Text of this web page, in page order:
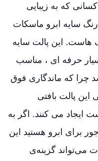
که به زیبایی
اهمیت می دهند، پیدا کند. پالت 6 رنگ سایه ابرو ماسکات
هاست. این پالت سایه
حرفه ای ، مناسب
چرا که ماندگاری فوق
این پالت بافتی
ایجاد می کنند. اگر به
برای ابرو هستید این
می‌تواند گزینه‌ی